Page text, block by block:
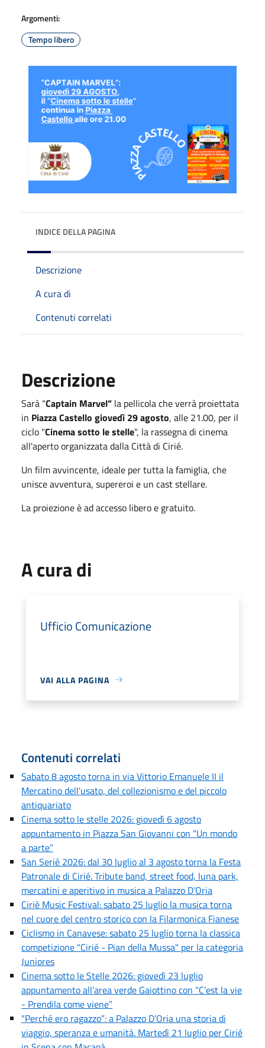
Argomenti:
Tempo libero
INDICE DELLA PAGINA
Descrizione
A cura di
Contenuti correlati
Descrizione
Sarà “Captain Marvel” la pellicola che verrà proiettata
in Piazza Castello giovedì 29 agosto, alle 21.00, per il
ciclo "Cinema sotto le stelle", la rassegna di cinema
all'aperto organizzata dalla Città di Cirié.
Un film avvincente, ideale per tutta la famiglia, che
unisce avventura, supereroi e un cast stellare.
La proiezione è ad accesso libero e gratuito.
A cura di
Ufficio Comunicazione
VAI ALLA PAGINA
Contenuti correlati
Sabato 8 agosto torna in via Vittorio Emanuele II il
Mercatino dell'usato, del collezionismo e del piccolo
antiquariato
Cinema sotto le stelle 2026: giovedì 6 agosto
appuntamento in Piazza San Giovanni con “Un mondo
a parte”
San Serié 2026: dal 30 luglio al 3 agosto torna la Festa
Patronale di Cirié. Tribute band, street food, luna park,
mercatini e aperitivo in musica a Palazzo D’Oria
Ciriè Music Festival: sabato 25 luglio la musica torna
nel cuore del centro storico con la Filarmonica Fianese
Ciclismo in Canavese: sabato 25 luglio torna la classica
competizione "Cirié - Pian della Mussa" per la categoria
Juniores
Cinema sotto le Stelle 2026: giovedì 23 luglio
appuntamento all’area verde Gaiottino con “C’est la vie
- Prendila come viene”
“Perché ero ragazzo”: a Palazzo D’Oria una storia di
viaggio, speranza e umanità. Martedì 21 luglio per Cirié